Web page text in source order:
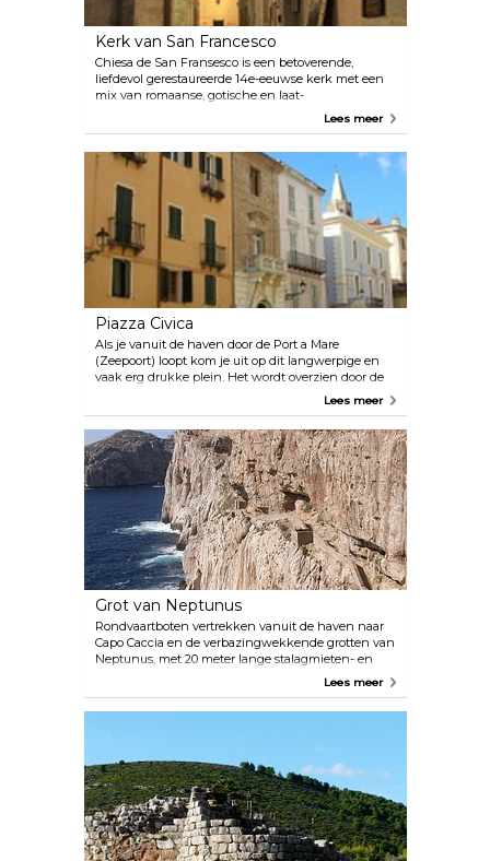
Kerk van San Francesco
Chiesa de San Fransesco is een betoverende,
liefdevol gerestaureerde 14e-eeuwse kerk met een
mix van romaanse, gotische en laat-
renaissancestijlen. Het biedt ook een rustig klooster
Lees meer
Piazza Civica
Als je vanuit de haven door de Port a Mare
(Zeepoort) loopt kom je uit op dit langwerpige en
vaak erg drukke plein. Het wordt overzien door de
grote, laatmiddeleeuwse Catalaanse gevel van het
Lees meer
Grot van Neptunus
Rondvaartboten vertrekken vanuit de haven naar
Capo Caccia en de verbazingwekkende grotten van
Neptunus, met 20 meter lange stalagmieten- en
stalactietformaties die een grotmeer sieren. Of neem
indrukwekkende 656 treden naar beneden naar de
Lees meer